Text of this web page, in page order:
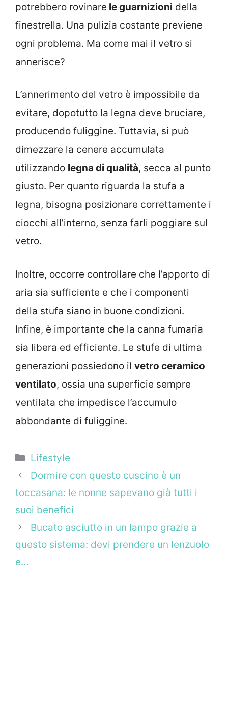
potrebbero rovinare le guarnizioni della
finestrella. Una pulizia costante previene
ogni problema. Ma come mai il vetro si
annerisce?
L’annerimento del vetro è impossibile da
evitare, dopotutto la legna deve bruciare,
producendo fuliggine. Tuttavia, si può
dimezzare la cenere accumulata
utilizzando legna di qualità, secca al punto
giusto. Per quanto riguarda la stufa a
legna, bisogna posizionare correttamente i
ciocchi all’interno, senza farli poggiare sul
vetro.
Inoltre, occorre controllare che l’apporto di
aria sia sufficiente e che i componenti
della stufa siano in buone condizioni.
Infine, è importante che la canna fumaria
sia libera ed efficiente. Le stufe di ultima
generazioni possiedono il vetro ceramico
ventilato, ossia una superficie sempre
ventilata che impedisce l’accumulo
abbondante di fuliggine.
Categorie
Lifestyle
Dormire con questo cuscino è un
toccasana: le nonne sapevano già tutti i
suoi benefici
Bucato asciutto in un lampo grazie a
questo sistema: devi prendere un lenzuolo
e…